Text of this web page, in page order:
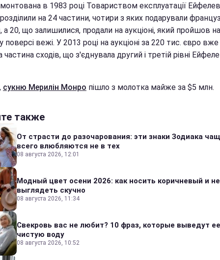
в 1983 році Товариством експлуатації
розділили на 24 частини, чотири з яких подарували
а 20, що залишилися, продали на аукціоні, який пройшов на
поверсі вежі. У 2013 році на аукціоні за 220 тис. євро вже
частина сходів, що з'єднувала другий і третій рівні
сукню Мерилін Монро пішло з молотка майже за $5 млн.
также
От страсти до разочарования: эти знаки Зодиака
всего влюбляются не в тех
08 августа 2026, 12:01
Модный цвет осени 2026: как носить коричневый и не
выглядеть скучно
08 августа 2026, 11:34
Свекровь вас не любит? 10 фраз, которые выведут
чистую воду
08 августа 2026, 10:52